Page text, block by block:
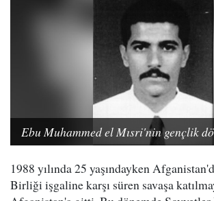
Ebu Muhammed el Mısri'nin gençlik
1988 yılında 25 yaşındayken
Birliği işgaline karşı süren savaşa